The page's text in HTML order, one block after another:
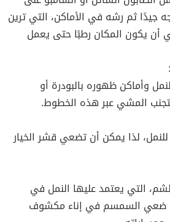
جيدًا ثم رشه في الأماكن، التي ترين
أن يكون المكان رطبًا حتى يعمل
وأماكن ظهوره بالبودرة أو
يتجنب المشي عبر هذه الخطوط.
لذا يمكن أن تضعي قشر الخيار
التي يعتمد عليها النمل في
ضعي السمسم في إناء مكشوف